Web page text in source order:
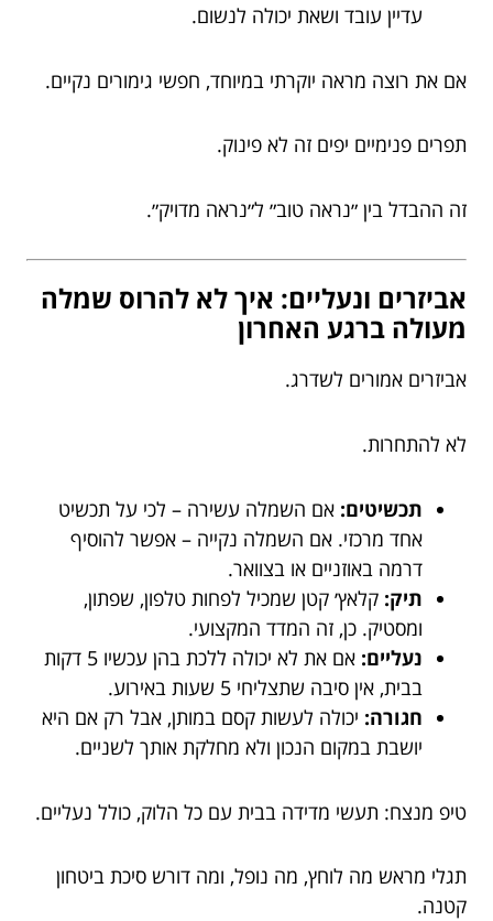
עדיין עובד ושאת יכולה לנשום.
אם את רוצה מראה יוקרתי במיוחד, חפשי גימורים נקיים.
תפרים פנימיים יפים זה לא פינוק.
זה ההבדל בין ״נראה טוב״ ל״נראה מדויק״.
אביזרים ונעליים: איך לא להרוס שמלה
מעולה ברגע האחרון
אביזרים אמורים לשדרג.
לא להתחרות.
תכשיטים: אם השמלה עשירה – לכי על תכשיט
אחד מרכזי. אם השמלה נקייה – אפשר להוסיף
דרמה באוזניים או בצוואר.
תיק: קלאץ׳ קטן שמכיל לפחות טלפון, שפתון,
ומסטיק. כן, זה המדד המקצועי.
נעליים:
אם את לא יכולה ללכת בהן עכשיו 5 דקות
בבית, אין סיבה שתצליחי 5 שעות באירוע.
חגורה: יכולה לעשות קסם במותן, אבל רק אם היא
יושבת במקום הנכון ולא מחלקת אותך לשניים.
טיפ מנצח: תעשי מדידה בבית עם כל הלוק, כולל נעליים.
תגלי מראש מה לוחץ, מה נופל, ומה דורש סיכת ביטחון
קטנה.